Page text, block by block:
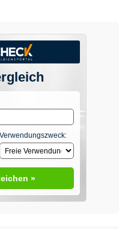
Verwendungszweck:
»